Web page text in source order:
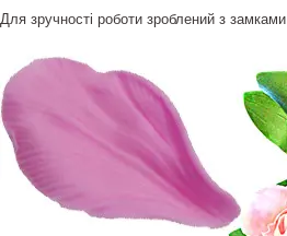
Для зручності роботи зроблений з замками